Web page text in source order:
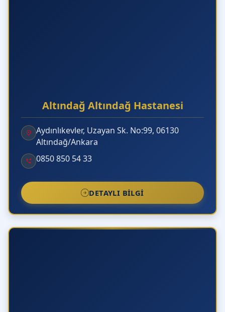
Altındağ Altındağ Hastanesi
Aydınlıkevler, Uzayan Sk. No:99, 06130
Altındağ/Ankara
0850 850 54 33
DETAYLI BILGI